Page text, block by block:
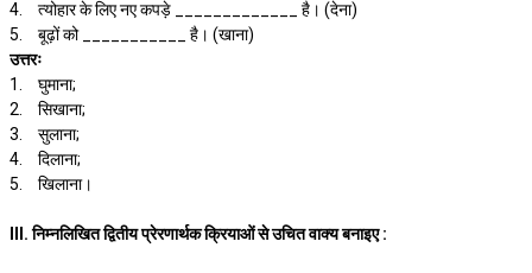
4.
त्योहार के लिए नए कपड़े _____________ है। (देना)
5.
बूढ़ों को ___________ है। (खाना)
उत्तरः
1.
घुमाना;
2.
सिखाना;
3.
सुलाना;
4.
दिलाना;
5.
खिलाना।
III. निम्नलिखित द्वितीय प्रेरणार्थक क्रियाओं से उचित वाक्य बनाइए :